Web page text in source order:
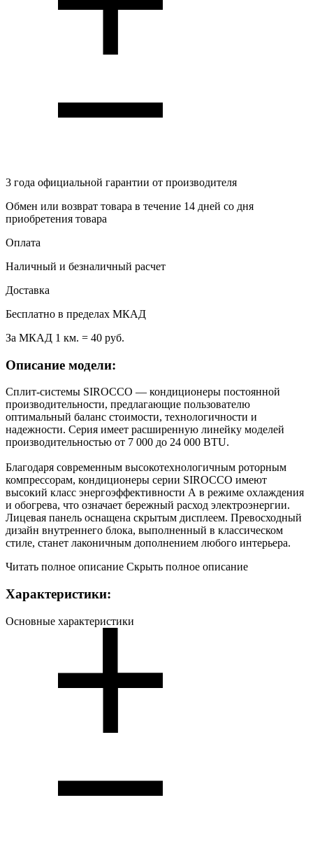
3 года официальной гарантии от производителя
Обмен или возврат товара в течение 14 дней со дня
приобретения товара
Оплата
Наличный и безналичный расчет
Доставка
Бесплатно в пределах МКАД
За МКАД 1 км. = 40 руб.
Описание модели:
Сплит-системы SIROCCO — кондиционеры постоянной
производительности, предлагающие пользователю
оптимальный баланс стоимости, технологичности и
надежности. Серия имеет расширенную линейку моделей
производительностью от 7 000 до 24 000 BTU.
Благодаря современным высокотехнологичным роторным
компрессорам, кондиционеры серии SIROCCO имеют
высокий класс энергоэффективности А в режиме охлаждения
и обогрева, что означает бережный расход электроэнергии.
Лицевая панель оснащена скрытым дисплеем. Превосходный
дизайн внутреннего блока, выполненный в классическом
стиле, станет лаконичным дополнением любого интерьера.
Читать полное описание Скрыть полное описание
Характеристики:
Основные характеристики